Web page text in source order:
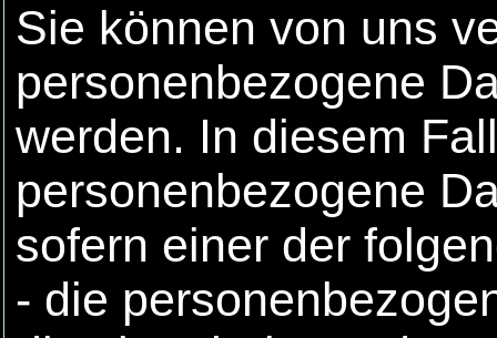
Sie können von uns
personenbezogene
werden. In diesem
personenbezogene
sofern einer der
- die